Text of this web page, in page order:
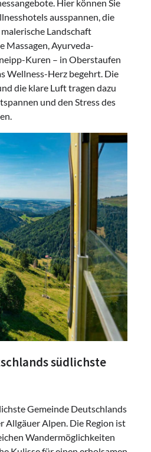
Hier können Sie
ausspannen, die
Landschaft
Massagen, Ayurveda-
Kuren – in Oberstaufen
Wellness-Herz begehrt. Die
die klare Luft tragen dazu
und den Stress des
südlichste
Gemeinde Deutschlands
Allgäuer Alpen. Die Region ist
Wandermöglichkeiten